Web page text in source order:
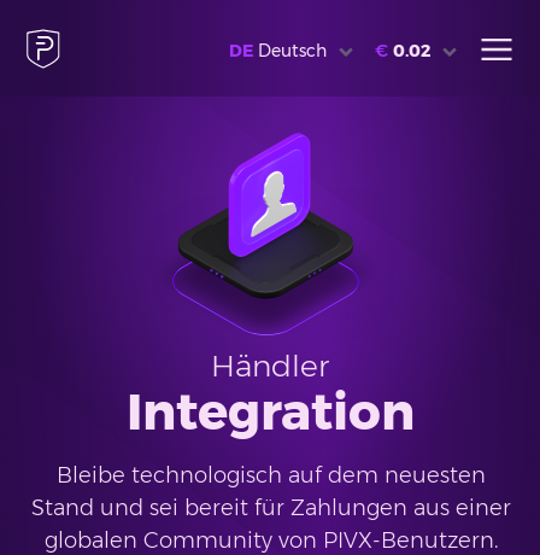
DE Deutsch € 0.02
Händler
Integration
Bleibe technologisch auf dem neuesten
Stand und sei bereit für Zahlungen aus einer
globalen Community von PIVX-Benutzern.